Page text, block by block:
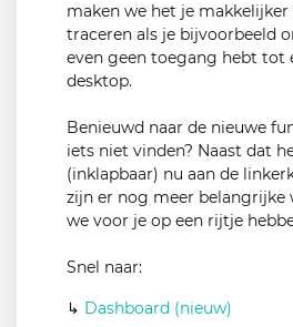
maken we het je
traceren als je bijvoorbeeld
even geen toegang hebt tot
desktop.
Benieuwd naar de nieuwe
iets niet vinden? Naast dat
(inklapbaar) nu aan de
zijn er nog meer belangrijke
we voor je op een rijtje
Snel naar:
↳ Dashboard (nieuw)